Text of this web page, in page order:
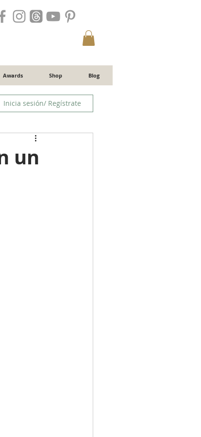
Awards Shop Blog
Inicia sesión/ Regístrate
un